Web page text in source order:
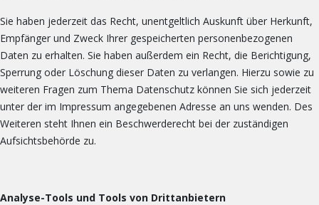
Sie haben jederzeit das Recht, unentgeltlich Auskunft über Herkunft,
Empfänger und Zweck Ihrer gespeicherten personenbezogenen
Daten zu erhalten. Sie haben außerdem ein Recht, die Berichtigung,
Sperrung oder Löschung dieser Daten zu verlangen. Hierzu sowie zu
weiteren Fragen zum Thema Datenschutz können Sie sich jederzeit
unter der im Impressum angegebenen Adresse an uns wenden. Des
Weiteren steht Ihnen ein Beschwerderecht bei der zuständigen
Aufsichtsbehörde zu.
Analyse-Tools und Tools von Drittanbietern